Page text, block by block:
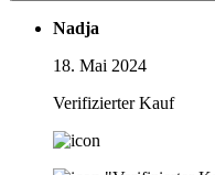
Nadja
18. Mai 2024
Verifizierter Kauf